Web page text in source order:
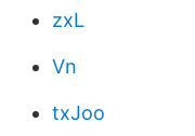
zxL
Vn
txJoo